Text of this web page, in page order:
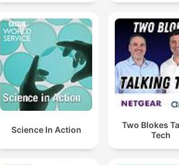
Science In Action
Two Blokes
Tech